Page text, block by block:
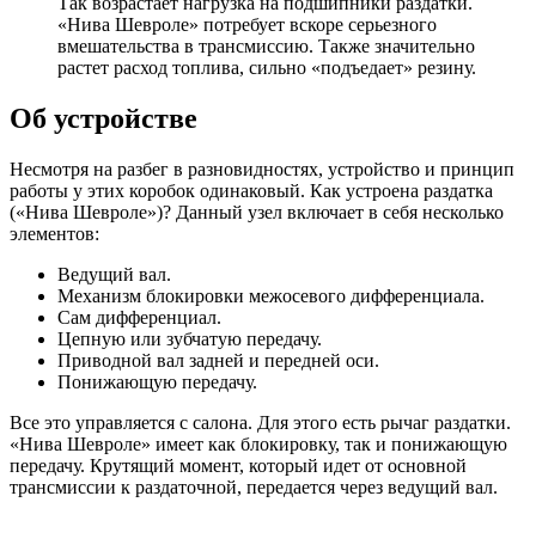
«Нива Шевроле» потребует вскоре серьезного
вмешательства в трансмиссию. Также значительно
растет расход топлива, сильно «подъедает» резину.
Об устройстве
Несмотря на разбег в разновидностях, устройство и принцип
работы у этих коробок одинаковый. Как устроена раздатка
(«Нива Шевроле»)? Данный узел включает в себя несколько
элементов:
Ведущий вал.
Механизм блокировки межосевого дифференциала.
Сам дифференциал.
Цепную или зубчатую передачу.
Приводной вал задней и передней оси.
Понижающую передачу.
Все это управляется с салона. Для этого есть рычаг раздатки.
«Нива Шевроле» имеет как блокировку, так и понижающую
передачу. Крутящий момент, который идет от основной
трансмиссии к раздаточной, передается через ведущий вал.